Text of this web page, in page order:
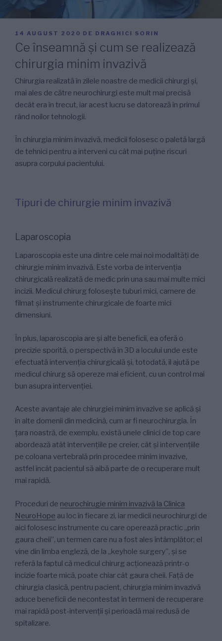
PUBLICAT
PE
14 AUGUST 2020 DE DRAGHICI SORIN
Ce înseamnă și cum se realizează
chirurgia minim invazivă
Chirurgia realizată în zilele noastre de medicii chirurgi și,
mai ales de către neurochirurgi este mult mai precisă
decât era în trecut, iar acest lucru se datorează în primul
rând noilor tehnologii.
În chirurgia minim invazivă, medicii folosesc o paletă largă
de tehnici pentru a interveni cu cât mai puține riscuri
asupra corpului pacientului.
Tipuri de chirurgie minim invazivă
Laparoscopia
Laparoscopia este una dintre cele mai noi modalități de
chirurgie minim invazivă. Este vorba de intervenția
chirurgicală realizată de medic prin una sau mai multe mici
incizii. Medicul chirurg folosește tuburi mici, camere de
filmat și instrumente chirurgicale de foarte mici
dimensiuni.
În plus, laparoscopia are și alte beneficii, ea oferă o
precizie sporită, o perspectivă în 3D a locului unde este
efectuată intervenția chirurgicală și, totodată, îl ajută pe
medicul chirurg să opereze mai eficient, cu un control mai
bun asupra intervenției.
Aceste avantaje ale chirurgiei minim invazive se aplică și
în alte domenii din medicină, cum ar fi neurochirurgia. În
țara noastră, de exemplu, există unele clinici de top care
abordează atât intervențiile pe creier, cât și intervențiile
pe coloana vertebrală prin procedee minim invazive,
astfel încât pacientul să aibă parte de o recuperare mult
mai rapidă.
Proceduri de neurochirugie minim invazivă la Clinica
NeuroHope au loc în fiecare zi, iar medicii neurochirurgi de
aici folosesc instrumente cu care operează practic „prin
gaura cheii”, un termen care nu a fost ales întâmplător; el
vine din limba engleză, de la „keyhole surgery”, și se
referă la faptul că medicul chirurg acționează printr-o
incizie foarte mică, poate chiar cât gaura cheii. Față de
chirurgia clasică, pentru pacient, chirurgia minim invazivă
aduce beneficii de necontestat în termeni de recuperare
mai rapidă post-intervenții și perioadă mai redusă de
spitalizare.